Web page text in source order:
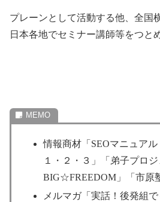
プレーンとして活動する他、全国
日本各地でセミナー講師等をつと
情報商材「SEOマニュア
１・２・３」「弟子プロ
BIG☆FREEDOM」「市原
メルマガ「実話！後発組